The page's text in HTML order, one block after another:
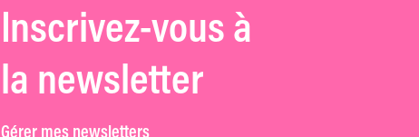
Inscrivez-vous à
la newsletter
Gérer mes newsletters